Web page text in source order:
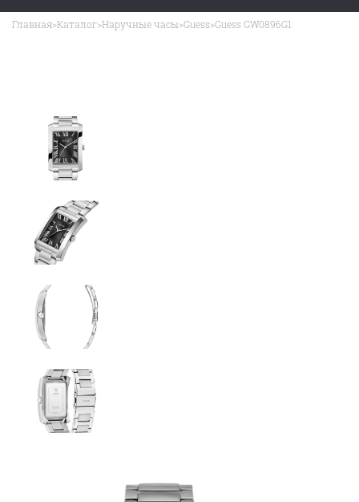
Главная>Каталог>Наручные часы>Guess>Guess GW0896G1